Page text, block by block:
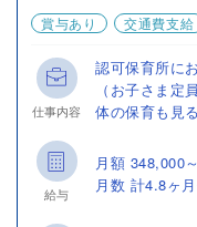
賞与あり
交通費支給
仕事内容
認可保育所に
（お子さま
体の保育も見
給与
月額
月数 計4.8ヶ